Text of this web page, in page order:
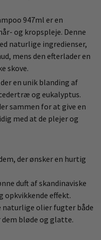
947ml er en
og kropspleje. Denne
naturlige ingredienser,
mens den efterlader en
skove.
en unik blanding af
og eukalyptus.
sammen for at give en
med at de plejer og
der ønsker en hurtig
duft af skandinaviske
opkvikkende effekt.
naturlige olier fugter både
bløde og glatte.